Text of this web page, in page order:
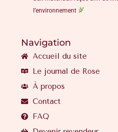
l’environnement
Navigation
Accueil du site
Le journal de Rose
À propos
Contact
FAQ